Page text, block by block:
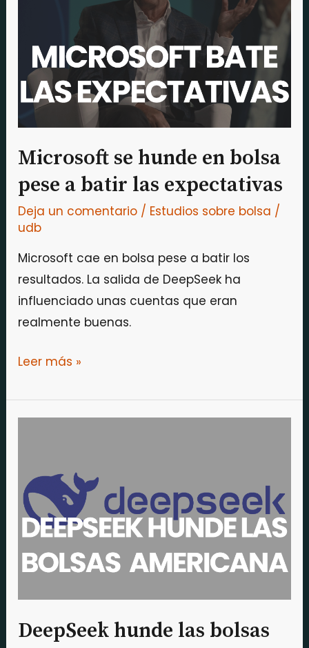
Microsoft se hunde en bolsa
pese a batir las expectativas
Deja un comentario / Estudios sobre bolsa /
udb
Microsoft cae en bolsa pese a batir los
resultados. La salida de DeepSeek ha
influenciado unas cuentas que eran
realmente buenas.
pese
a
batir
las
expectativas
Leer más »
DeepSeek hunde las bolsas
bolsas
estadounidenses